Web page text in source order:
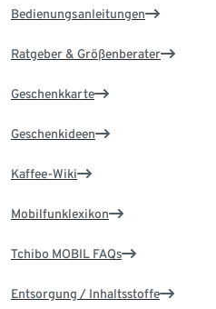
Bedienungsanleitungen
Ratgeber & Größenberater
Geschenkkarte
Geschenkideen
Kaffee-Wiki
Mobilfunklexikon
Tchibo MOBIL FAQs
Entsorgung / Inhaltsstoffe